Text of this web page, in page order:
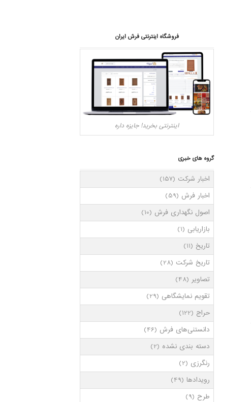
فروشگاه اینترنتی فرش ایران
اینترنتی بخرید! جایزه داره
گروه های خبری
اخبار شرکت (157)
اخبار فرش (59)
اصول نگهداری فرش (10)
بازاریابی (1)
تاریخ (11)
تاریخ شرکت (28)
تصاویر (48)
تقویم نمایشگاهی (29)
حراج (122)
دانستنی‌های فرش (46)
دسته بندی نشده (2)
رنگرزی (2)
رویدادها(49)
طرح (9)